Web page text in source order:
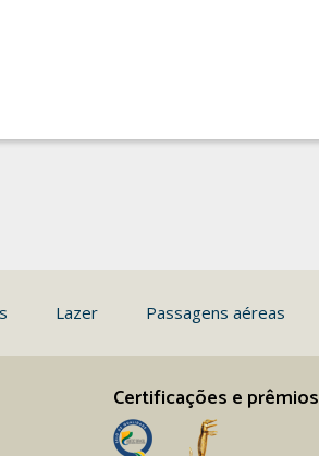
Lazer Passagens aéreas
Certificações e prêmios